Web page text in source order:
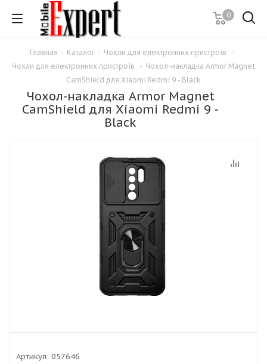
0
Главная - Каталог - Чохли для електронних пристроїв
-
Чохли для електронних пристроїв
- Чохол-накладка Armor Magnet
CamShield для Xiaomi Redmi 9 - Black
Чохол-накладка Armor Magnet
CamShield для Xiaomi Redmi 9 -
Black
Артикул: 057646